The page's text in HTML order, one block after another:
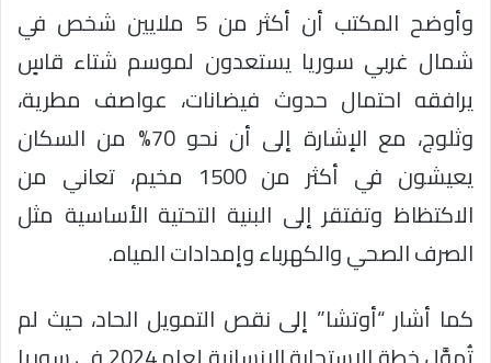
وأوضح المكتب أن أكثر من 5 ملايين شخص في
شمال غربي سوريا يستعدون لموسم شتاء قاسٍ
يرافقه احتمال حدوث فيضانات، عواصف مطرية،
وثلوج، مع الإشارة إلى أن نحو 70% من السكان
يعيشون في أكثر من 1500 مخيم، تعاني من
الاكتظاظ وتفتقر إلى البنية التحتية الأساسية مثل
الصرف الصحي والكهرباء وإمدادات المياه.
كما أشار “أوتشا” إلى نقص التمويل الحاد، حيث لم